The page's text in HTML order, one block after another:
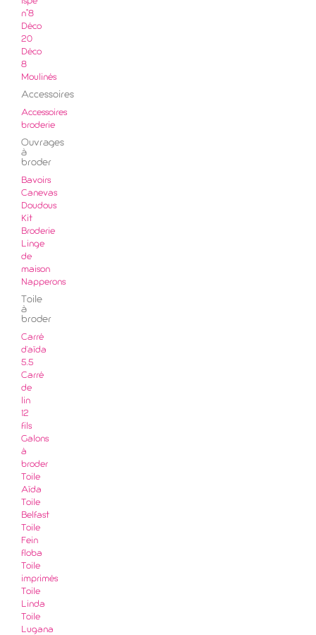
n°8
Déco
20
Déco
8
Moulinés
Accessoires
Accessoires
broderie
Ouvrages
à
broder
Bavoirs
Canevas
Doudous
Kit
Broderie
Linge
de
maison
Napperons
Toile
à
broder
Carré
d'aïda
5.5
Carré
de
lin
12
fils
Galons
à
broder
Toile
Aïda
Toile
Belfast
Toile
Fein
floba
Toile
imprimés
Toile
Linda
Toile
Lugana